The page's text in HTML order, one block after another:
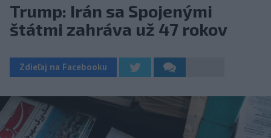
Trump: Irán sa Spojenými
štátmi zahráva už 47 rokov
Zdieľaj na Facebooku